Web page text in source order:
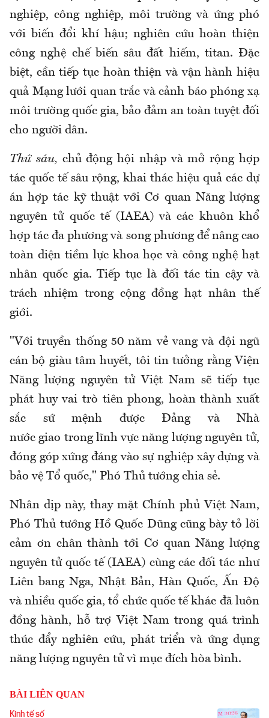
nghiệp, công nghiệp, môi trường và ứng phó
với biến đổi khí hậu; nghiên cứu hoàn thiện
công nghệ chế biến sâu đất hiếm, titan. Đặc
biệt, cần tiếp tục hoàn thiện và vận hành hiệu
quả Mạng lưới quan trắc và cảnh báo phóng xạ
môi trường quốc gia, bảo đảm an toàn tuyệt đối
cho người dân.
Thứ sáu, chủ động hội nhập và mở rộng hợp
tác quốc tế sâu rộng, khai thác hiệu quả các dự
án hợp tác kỹ thuật với Cơ quan Năng lượng
nguyên tử quốc tế (IAEA) và các khuôn khổ
hợp tác đa phương và song phương để nâng cao
toàn diện tiềm lực khoa học và công nghệ hạt
nhân quốc gia. Tiếp tục là đối tác tin cậy và
trách nhiệm trong cộng đồng hạt nhân thế
giới.
"Với truyền thống 50 năm vẻ vang và đội ngũ
cán bộ giàu tâm huyết, tôi tin tưởng rằng Viện
Năng lượng nguyên tử Việt Nam sẽ tiếp tục
phát huy vai trò tiên phong, hoàn thành xuất
sắc sứ mệnh được Đảng
và Nhà
nước giao trong lĩnh vực năng lượng nguyên tử,
đóng góp xứng đáng vào sự nghiệp xây dựng và
bảo vệ Tổ quốc," Phó Thủ tướng chia sẻ.
Nhân dịp này, thay mặt Chính phủ Việt Nam,
Phó Thủ tướng Hồ Quốc Dũng cũng bày tỏ lời
cảm ơn chân thành tới Cơ quan Năng lượng
nguyên tử quốc tế (IAEA) cùng các đối tác như
Liên bang Nga, Nhật Bản, Hàn Quốc, Ấn Độ
và nhiều quốc gia, tổ chức quốc tế khác đã luôn
đồng hành, hỗ trợ Việt Nam trong quá trình
thúc đẩy nghiên cứu, phát triển và ứng dụng
năng lượng nguyên tử vì mục đích hòa bình.
BÀI LIÊN QUAN
Kinh tế số